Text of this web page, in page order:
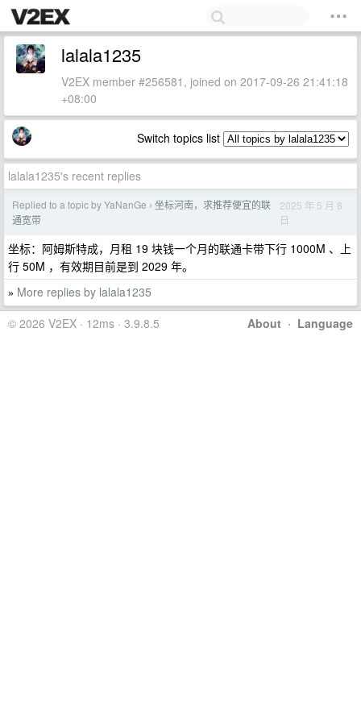
lalala1235
V2EX member #256581, joined on 2017-09-26 21:41:18
+08:00
Switch topics list
lalala1235's recent replies
Replied to a topic by YaNanGe › 坐标河南，求推荐便宜的联
通宽带
2025 年 5 月 8
日
坐标：阿姆斯特成，月租 19 块钱一个月的联通卡带下行 1000M 、上
行 50M ，有效期目前是到 2029 年。
» More replies by lalala1235
About · Language
© 2026 V2EX · 12ms · 3.9.8.5